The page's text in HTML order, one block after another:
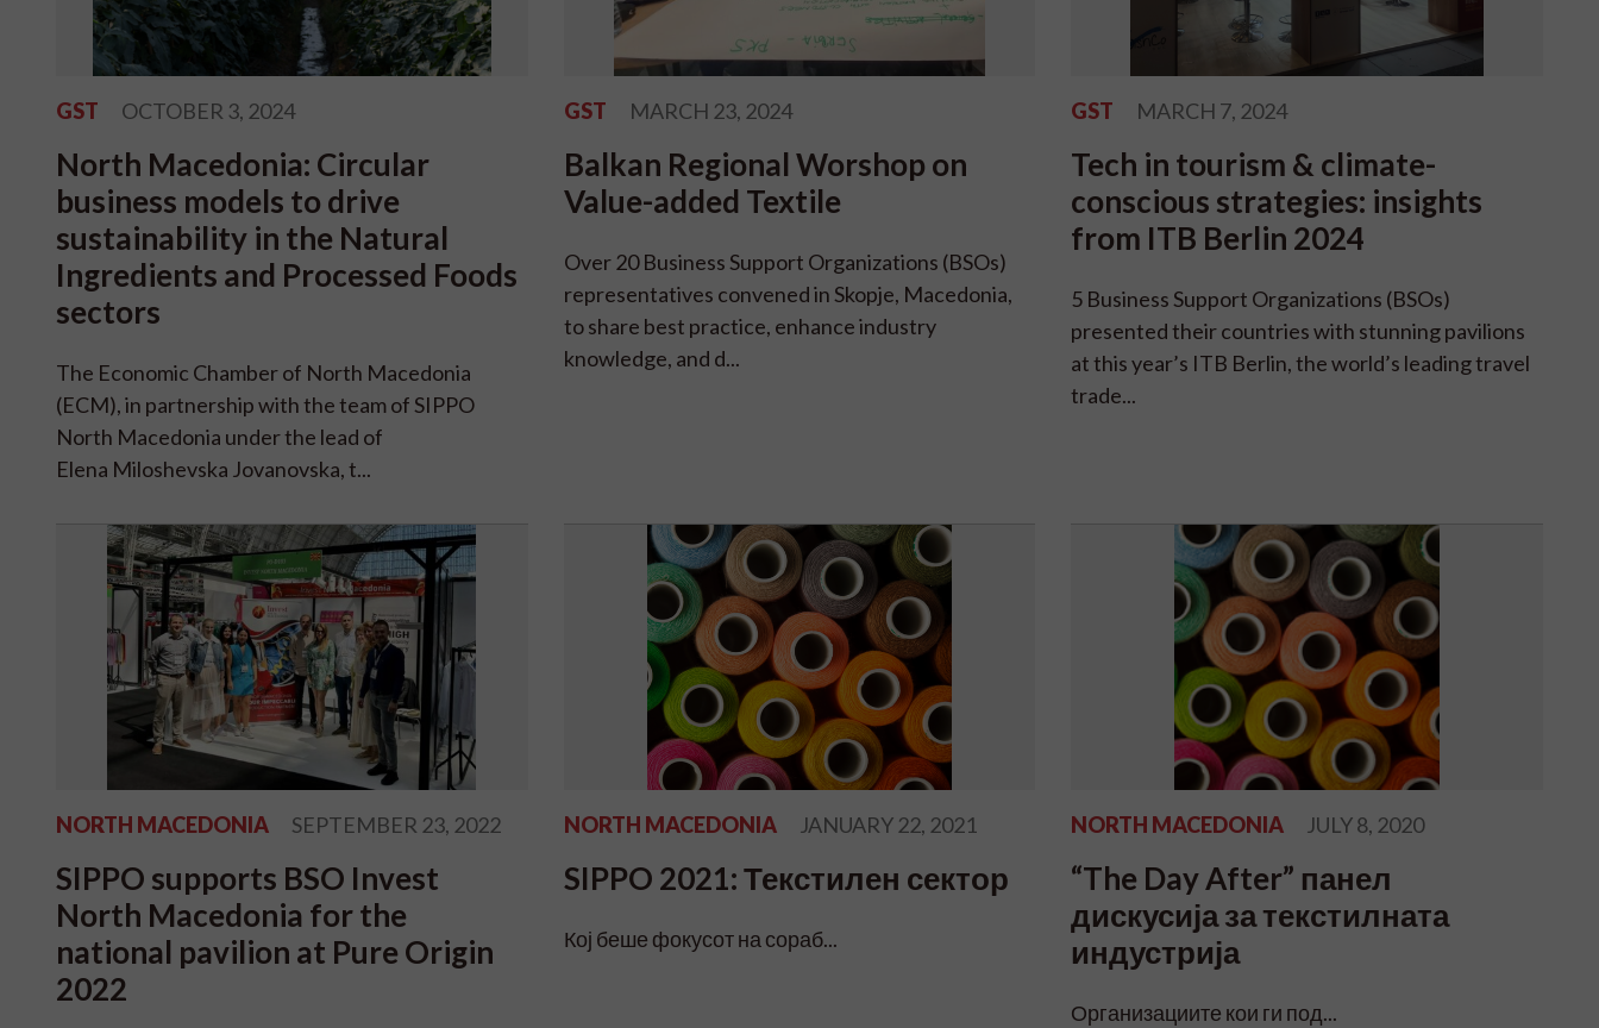
GST OCTOBER 3, 2024
North Macedonia: Circular
business models to drive
sustainability in the Natural
Ingredients and Processed Foods
sectors
The Economic Chamber of North Macedonia
(ECM), in partnership with the team of SIPPO
North Macedonia under the lead of
Elena Miloshevska Jovanovska, t...
GST MARCH 23, 2024
Balkan Regional Worshop on
Value-added Textile
Over 20 Business Support Organizations (BSOs)
representatives convened in Skopje, Macedonia,
to share best practice, enhance industry
knowledge, and d...
GST MARCH 7, 2024
Tech in tourism & climate-
conscious strategies: insights
from ITB Berlin 2024
5 Business Support Organizations (BSOs)
presented their countries with stunning pavilions
at this year’s ITB Berlin, the world’s leading travel
trade...
NORTH MACEDONIA SEPTEMBER 23, 2022
SIPPO supports BSO Invest
North Macedonia for the
national pavilion at Pure Origin
2022
NORTH MACEDONIA JANUARY 22, 2021
SIPPO 2021: Текстилен сектор
Кој беше фокусот на сораб...
NORTH MACEDONIA JULY 8, 2020
“The Day After” панел
дискусија за текстилната
индустрија
Организациите кои ги под...